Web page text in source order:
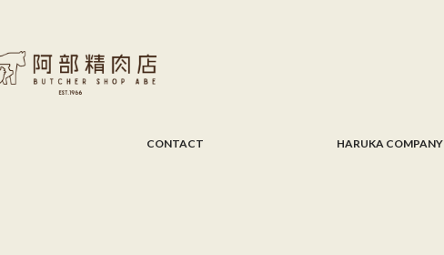
CONTACT HARUKA COMPANY